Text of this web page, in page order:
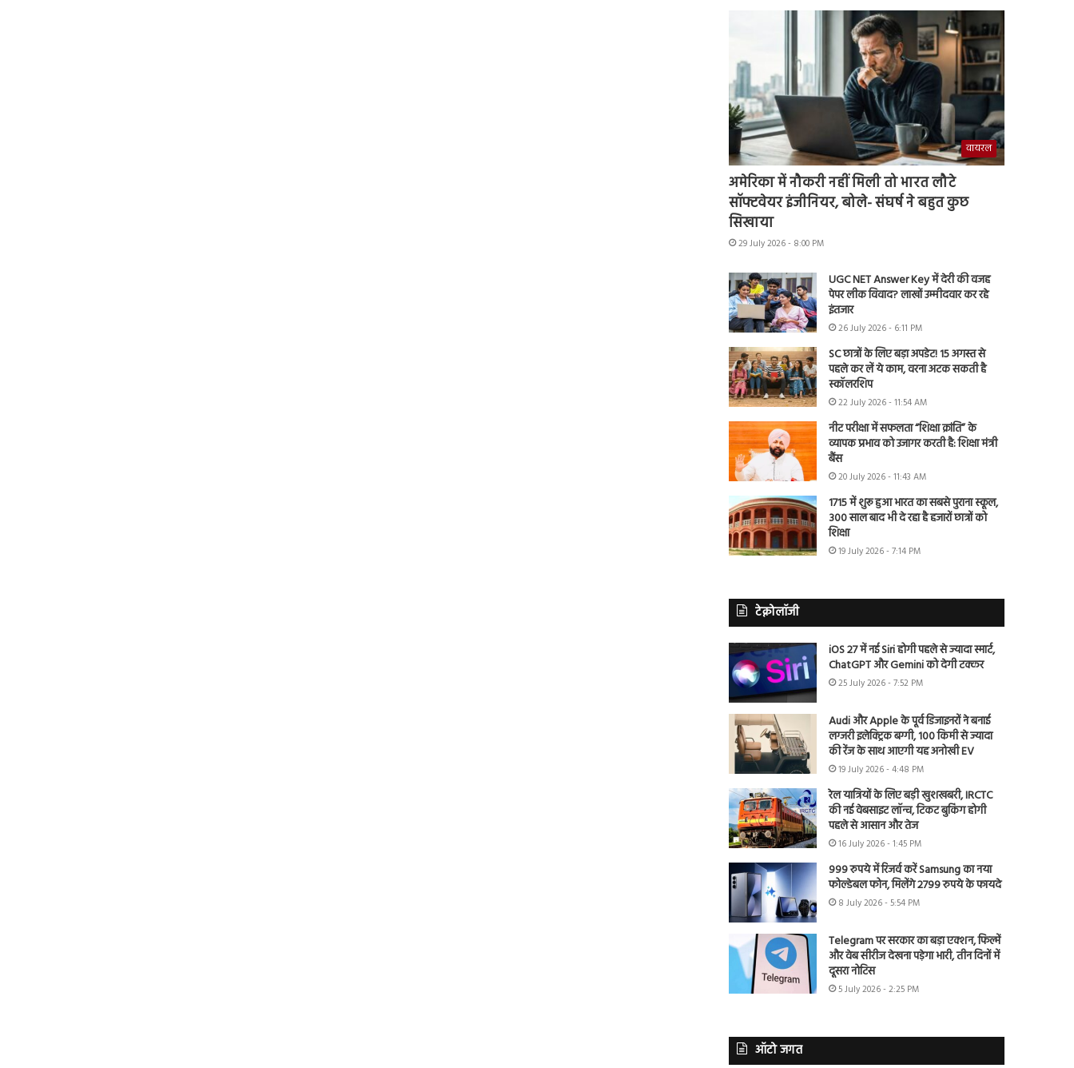
वायरल
अमेरिका में नौकरी नहीं मिली तो भारत लौटे
सॉफ्टवेयर इंजीनियर, बोले- संघर्ष ने बहुत कुछ
सिखाया
29 July 2026 - 8:00 PM
UGC NET Answer Key में देरी की वजह
पेपर लीक विवाद? लाखों उम्मीदवार कर रहे
इंतजार
26 July 2026 - 6:11 PM
SC छात्रों के लिए बड़ा अपडेट! 15 अगस्त से
पहले कर लें ये काम, वरना अटक सकती है
स्कॉलरशिप
22 July 2026 - 11:54 AM
नीट परीक्षा में सफलता “शिक्षा क्रांति” के
व्यापक प्रभाव को उजागर करती है: शिक्षा मंत्री
बैंस
20 July 2026 - 11:43 AM
1715 में शुरू हुआ भारत का सबसे पुराना स्कूल,
300 साल बाद भी दे रहा है हजारों छात्रों को
शिक्षा
19 July 2026 - 7:14 PM
टेक्नोलॉजी
iOS 27 में नई Siri होगी पहले से ज्यादा स्मार्ट,
ChatGPT और Gemini को देगी टक्कर
25 July 2026 - 7:52 PM
Audi और Apple के पूर्व डिजाइनरों ने बनाई
लग्जरी इलेक्ट्रिक बग्गी, 100 किमी से ज्यादा
की रेंज के साथ आएगी यह अनोखी EV
19 July 2026 - 4:48 PM
रेल यात्रियों के लिए बड़ी खुशखबरी, IRCTC
की नई वेबसाइट लॉन्च, टिकट बुकिंग होगी
पहले से आसान और तेज
16 July 2026 - 1:45 PM
999 रुपये में रिजर्व करें Samsung का नया
फोल्डेबल फोन, मिलेंगे 2799 रुपये के फायदे
8 July 2026 - 5:54 PM
Telegram पर सरकार का बड़ा एक्शन, फिल्में
और वेब सीरीज देखना पड़ेगा भारी, तीन दिनों में
दूसरा नोटिस
5 July 2026 - 2:25 PM
ऑटो जगत